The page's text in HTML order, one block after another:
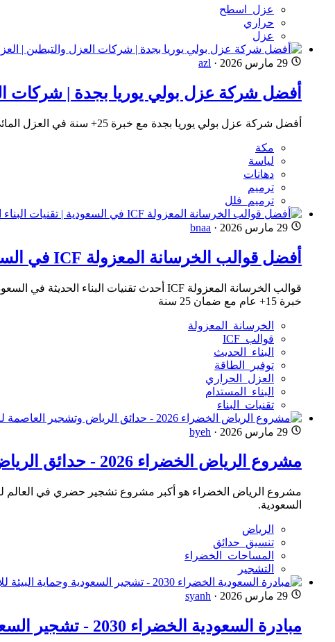
عزل_اسطح
حراري
عزل
29 مارس 2026 ·
azl
أفضل شركة عزل بولي يوريا بجدة | شركات العزل
أفضل شركة عزل بولي يوريا بجدة مع خبرة 25+ سنة في العزل المائي والحراري للخرسانة. شركات العزل والتبطين المتخصصة بأحدث التقنيات وأفضل الأسعار
مكة
لياسة
دهانات
ترميم
ترميم_فلل
29 مارس 2026 ·
bnaa
أفضل قوالب الخرسانة المعزولة ICF في السعودية | تقنيات البناء الحديثة وتوفير الطاقة 2026 للإيجار
خبرة 15+ عام مع ضمان 25 سنة
الخرسانة_المعزولة
قوالب_ICF
البناء_الحديث
توفير_الطاقة
العزل_الحراري
البناء_المستدام
تقنيات_البناء
29 مارس 2026 ·
byeh
مشروع الرياض الخضراء 2026 - حدائق الرياض وتشجير العاصمة للإيجار
السعودية.
الرياض
تنسيق_حدائق
المساحات_الخضراء
التشجير
29 مارس 2026 ·
syanh
مبادرة السعودية الخضراء 2030 - تشجير السعودية وحماية البيئة للإيجار